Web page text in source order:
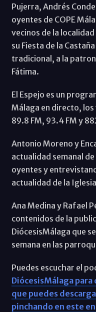
Pujerra, Andrés
oyentes de COPE
vecinos de la
su Fiesta de la
tradicional, a la
Fátima.
El Espejo es un
Málaga en directo, los
89.8 FM, 93.4 FM y
Antonio Moreno y
actualidad semanal
oyentes y
actualidad de la
Ana Medina y Rafael
contenidos de la
DiócesisMálaga que
semana en las
Puedes escuchar el
DiócesisMálaga
que puedes
pinchando en este